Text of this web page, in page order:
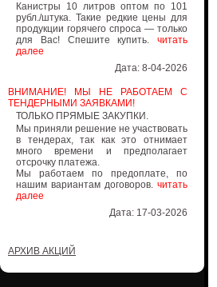
Канистры 10 литров оптом по 101
рубл./штука. Такие редкие цены для
продукции горячего спроса — только
для Вас! Спешите купить. читать
далее
Дата: 8-04-2026
ВНИМАНИЕ! МЫ НЕ РАБОТАЕМ С
ТЕНДЕРНЫМИ ЗАЯВКАМИ!
ТОЛЬКО ПРЯМЫЕ ЗАКУПКИ.
Мы приняли решение не участвовать
в тендерах, так как это отнимает
много времени и предполагает
отсрочку платежа.
Мы работаем по предоплате, по
нашим вариантам договоров. читать
далее
Дата: 17-03-2026
АРХИВ АКЦИЙ